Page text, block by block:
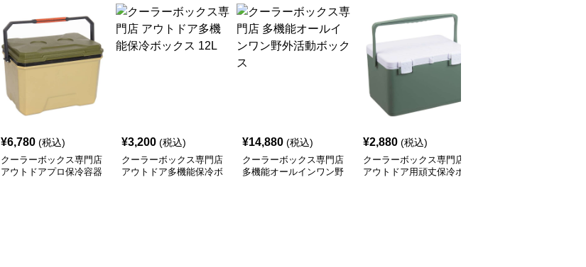
¥6,780 (税込)
クーラーボックス専門店
アウトドアプロ保冷容器
¥3,200 (税込)
クーラーボックス専門店
アウトドア多機能保冷ボ
¥14,880 (税込)
クーラーボックス専門店
多機能オールインワン野
¥2,880 (税込)
クーラーボックス専門店
アウトドア用頑丈保冷ボ